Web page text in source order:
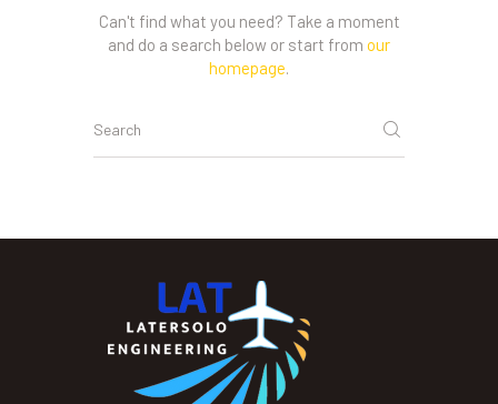
Can't find what you need? Take a moment
and do a search below or start from our
homepage.